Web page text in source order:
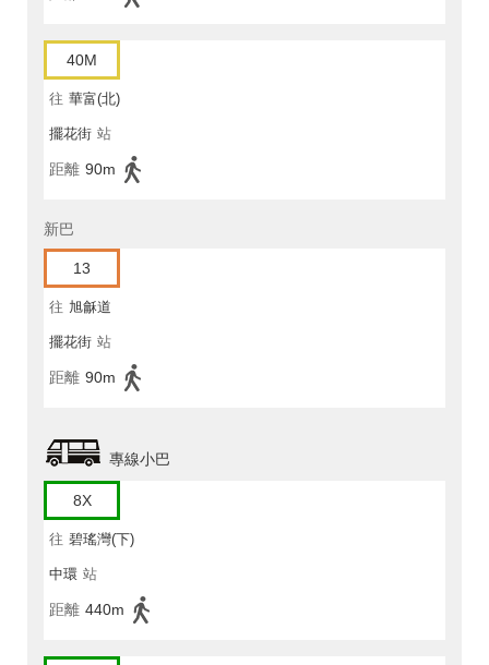
40M
往 華富(北)
擺花街 站
距離 90m
新巴
13
往 旭龢道
擺花街 站
距離 90m
專線小巴
8X
往 碧瑤灣(下)
中環 站
距離 440m